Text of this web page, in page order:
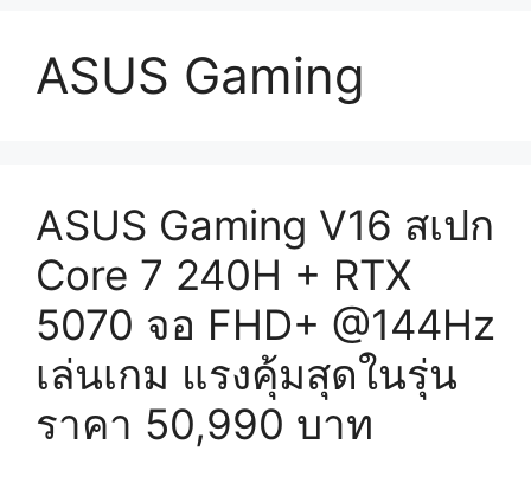
ASUS Gaming
ASUS Gaming V16 สเปก
Core 7 240H + RTX
5070 จอ FHD+ @144Hz
เล่นเกม แรงคุ้มสุดในรุ่น
ราคา 50,990 บาท